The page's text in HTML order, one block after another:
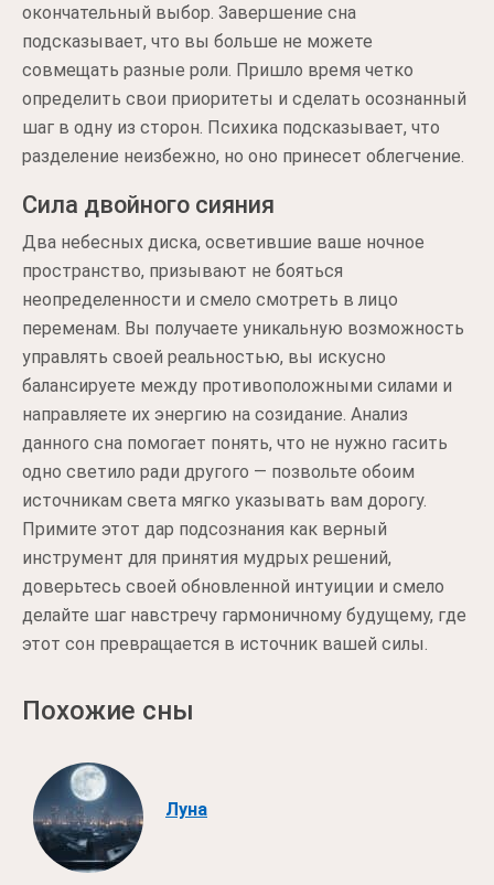
окончательный выбор. Завершение сна
подсказывает, что вы больше не можете
совмещать разные роли. Пришло время четко
определить свои приоритеты и сделать осознанный
шаг в одну из сторон. Психика подсказывает, что
разделение неизбежно, но оно принесет облегчение.
Сила двойного сияния
Два небесных диска, осветившие ваше ночное
пространство, призывают не бояться
неопределенности и смело смотреть в лицо
переменам. Вы получаете уникальную возможность
управлять своей реальностью, вы искусно
балансируете между противоположными силами и
направляете их энергию на созидание. Анализ
данного сна помогает понять, что не нужно гасить
одно светило ради другого — позвольте обоим
источникам света мягко указывать вам дорогу.
Примите этот дар подсознания как верный
инструмент для принятия мудрых решений,
доверьтесь своей обновленной интуиции и смело
делайте шаг навстречу гармоничному будущему, где
этот сон превращается в источник вашей силы.
Похожие сны
Луна